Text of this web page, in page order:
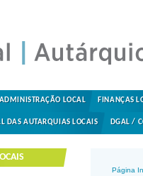
LOCAL FINANÇAS
DAS AUTARQUIAS LOCAIS DGAL /
Página